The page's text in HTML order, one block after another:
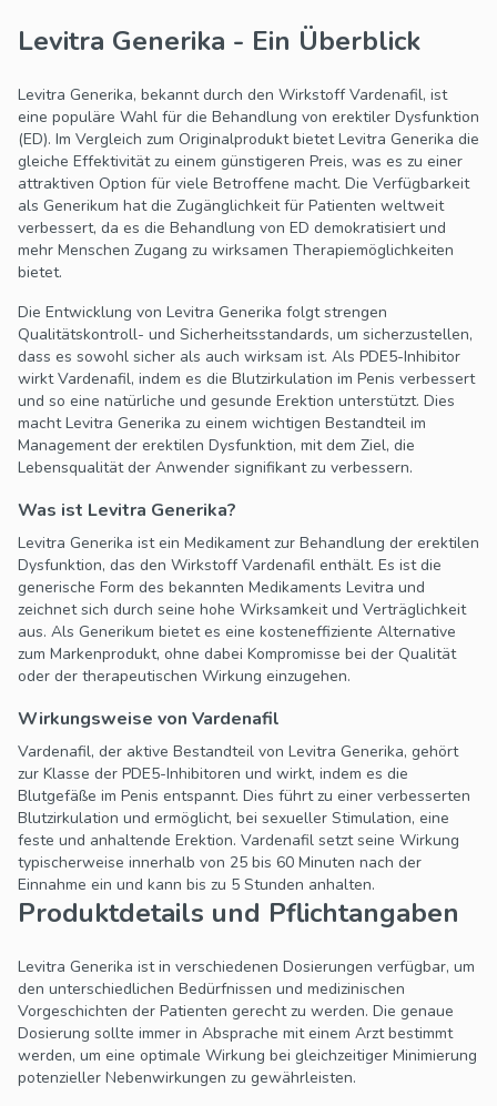
Levitra Generika - Ein Überblick
Levitra Generika, bekannt durch den Wirkstoff Vardenafil, ist
eine populäre Wahl für die Behandlung von erektiler Dysfunktion
(ED). Im Vergleich zum Originalprodukt bietet Levitra Generika die
gleiche Effektivität zu einem günstigeren Preis, was es zu einer
attraktiven Option für viele Betroffene macht. Die Verfügbarkeit
als Generikum hat die Zugänglichkeit für Patienten weltweit
verbessert, da es die Behandlung von ED demokratisiert und
mehr Menschen Zugang zu wirksamen Therapiemöglichkeiten
bietet.
Die Entwicklung von Levitra Generika folgt strengen
Qualitätskontroll- und Sicherheitsstandards, um sicherzustellen,
dass es sowohl sicher als auch wirksam ist. Als PDE5-Inhibitor
wirkt Vardenafil, indem es die Blutzirkulation im Penis verbessert
und so eine natürliche und gesunde Erektion unterstützt. Dies
macht Levitra Generika zu einem wichtigen Bestandteil im
Management der erektilen Dysfunktion, mit dem Ziel, die
Lebensqualität der Anwender signifikant zu verbessern.
Was ist Levitra Generika?
Levitra Generika ist ein Medikament zur Behandlung der erektilen
Dysfunktion, das den Wirkstoff Vardenafil enthält. Es ist die
generische Form des bekannten Medikaments Levitra und
zeichnet sich durch seine hohe Wirksamkeit und Verträglichkeit
aus. Als Generikum bietet es eine kosteneffiziente Alternative
zum Markenprodukt, ohne dabei Kompromisse bei der Qualität
oder der therapeutischen Wirkung einzugehen.
Wirkungsweise von Vardenafil
Vardenafil, der aktive Bestandteil von Levitra Generika, gehört
zur Klasse der PDE5-Inhibitoren und wirkt, indem es die
Blutgefäße im Penis entspannt. Dies führt zu einer verbesserten
Blutzirkulation und ermöglicht, bei sexueller Stimulation, eine
feste und anhaltende Erektion. Vardenafil setzt seine Wirkung
typischerweise innerhalb von 25 bis 60 Minuten nach der
Einnahme ein und kann bis zu 5 Stunden anhalten.
Produktdetails und Pflichtangaben
Levitra Generika ist in verschiedenen Dosierungen verfügbar, um
den unterschiedlichen Bedürfnissen und medizinischen
Vorgeschichten der Patienten gerecht zu werden. Die genaue
Dosierung sollte immer in Absprache mit einem Arzt bestimmt
werden, um eine optimale Wirkung bei gleichzeitiger Minimierung
potenzieller Nebenwirkungen zu gewährleisten.